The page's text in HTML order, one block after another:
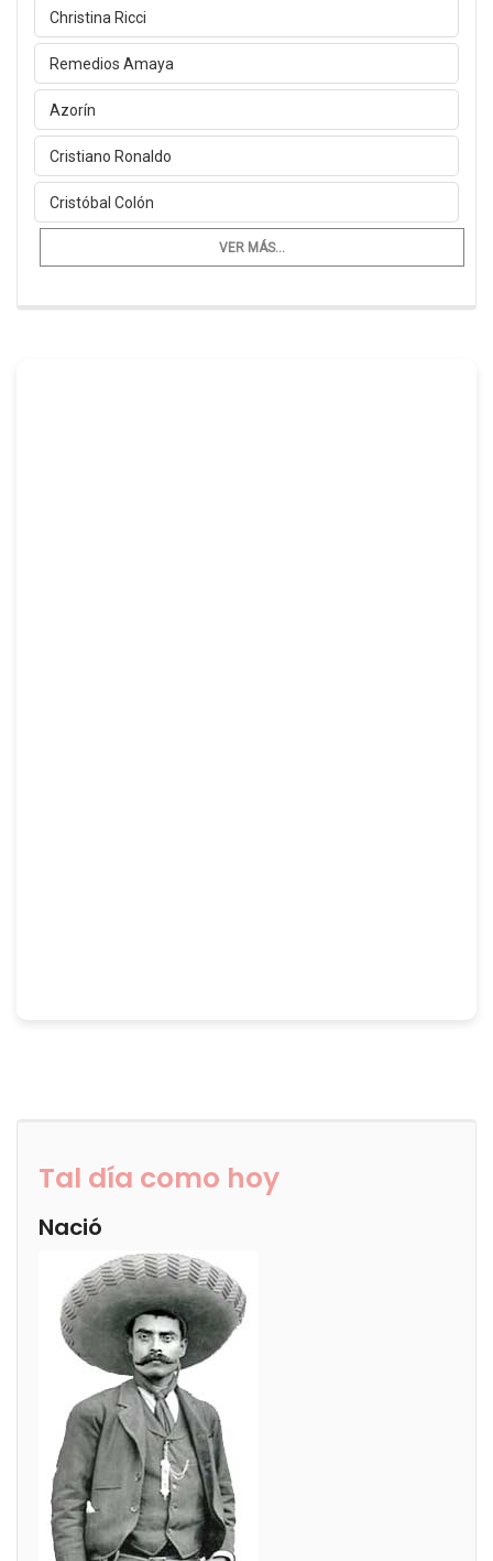
Christina Ricci
Remedios Amaya
Azorín
Cristiano Ronaldo
Cristóbal Colón
VER MÁS...
Tal día como hoy
Nació